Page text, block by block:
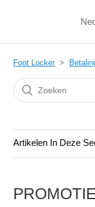
Foot Locker
Artikelen In Deze
Betalingen &